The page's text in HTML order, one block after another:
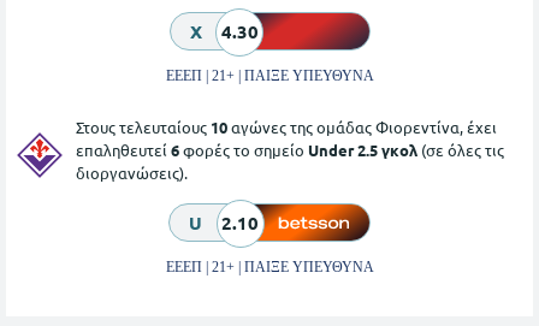
X 4.30
ΕΕΕΠ | 21+ | ΠΑΙΞΕ ΥΠΕΥΘΥΝΑ
Στους τελευταίους 10αγώνες της ομάδας Φιορεντίνα, έχει
επαληθευτεί 6φορές το σημείο Under 2.5 γκολ (σε όλες τις
διοργανώσεις).
U 2.10
ΕΕΕΠ | 21+ | ΠΑΙΞΕ ΥΠΕΥΘΥΝΑ